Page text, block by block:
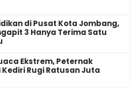
di Pusat Kota Jombang,
3 Hanya Terima Satu
Ekstrem, Peternak
Rugi Ratusan Juta